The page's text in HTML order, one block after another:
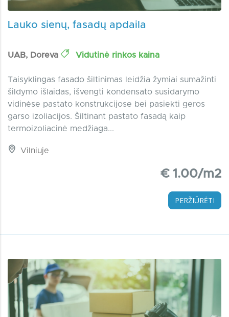
Lauko sienų, fasadų apdaila
UAB, Doreva Vidutinė rinkos kaina
Taisyklingas fasado šiltinimas leidžia žymiai sumažinti
šildymo išlaidas, išvengti kondensato susidarymo
vidinėse pastato konstrukcijose bei pasiekti geros
garso izoliacijos. Šiltinant pastato fasadą kaip
termoizoliacinė medžiaga...
Vilniuje
€ 1.00/m2
PERŽIŪRĖTI